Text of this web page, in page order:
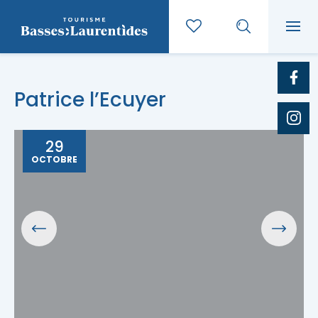
Patrice l’Ecuyer
29
OCTOBRE